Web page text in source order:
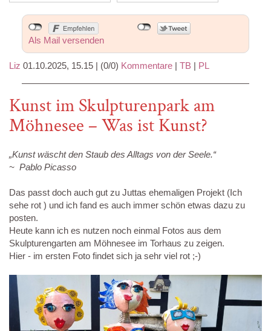
Als Mail versenden
Liz 01.10.2025, 15.15 | (0/0) Kommentare | TB | PL
Kunst im Skulpturenpark am
Möhnesee – Was ist Kunst?
„Kunst wäscht den Staub des Alltags von der Seele.“
~ Pablo Picasso
Das passt doch auch gut zu Juttas ehemaligen Projekt (Ich
sehe rot ) und ich fand es auch immer schön etwas dazu zu
posten.
Heute kann ich es nutzen noch einmal Fotos aus dem
Skulpturengarten am Möhnesee im Torhaus zu zeigen.
Hier - im ersten Foto findet sich ja sehr viel rot ;-)